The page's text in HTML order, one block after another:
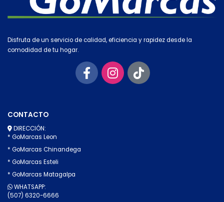
Disfruta de un servicio de calidad, eficiencia y rapidez desde la
comodidad de tu hogar.
CONTACTO
DIRECCIÓN:
* GoMarcas Leon
* GoMarcas Chinandega
* GoMarcas Esteli
* GoMarcas Matagalpa
WHATSAPP:
(507) 6320-6666